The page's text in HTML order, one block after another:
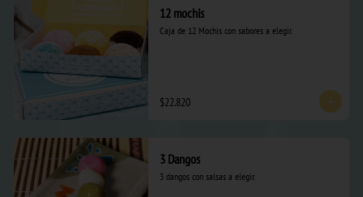
12 mochis
Caja de 12 Mochis con sabores a elegir.
$22.820
3 Dangos
3 dangos con salsas a elegir.